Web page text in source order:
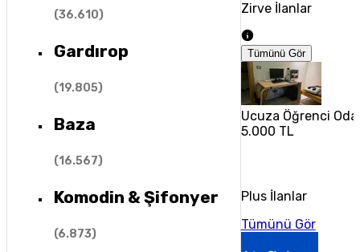
(36.610)
Gardırop
(19.805)
Baza
(16.567)
Komodin & Şifonyer
(6.873)
Zirve İlanlar
Tümünü Gör
Ucuza Öğrenci Oda
5.000 TL
Plus İlanlar
Tümünü Gör